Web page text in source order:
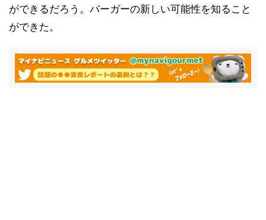
ができるだろう。バーガーの新しい可能性を知ること
ができた。